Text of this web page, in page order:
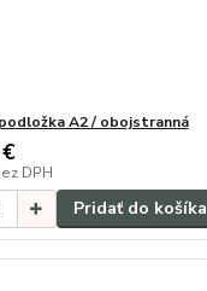
A2 / obojstranná
DPH
Pridať do košíka